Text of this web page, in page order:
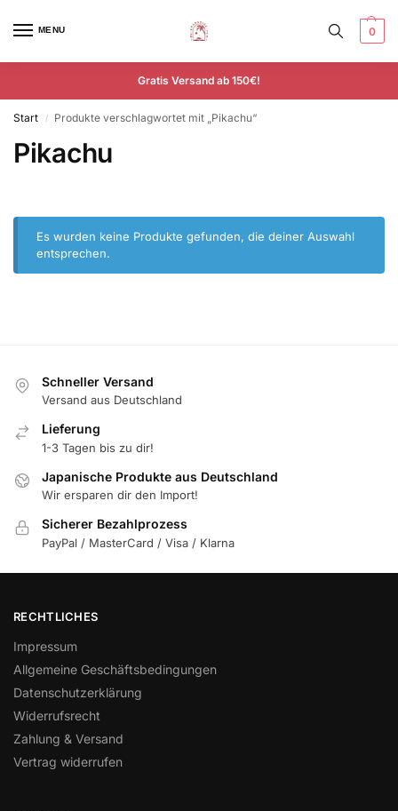
MENU 0
Gratis Versand ab 150€!
Start / Produkte verschlagwortet mit „Pikachu“
Pikachu
Es wurden keine Produkte gefunden, die deiner Auswahl
entsprechen.
Schneller Versand
Versand aus Deutschland
Lieferung
1-3 Tagen bis zu dir!
Japanische Produkte aus Deutschland
Wir ersparen dir den Import!
Sicherer Bezahlprozess
PayPal / MasterCard / Visa / Klarna
RECHTLICHES
Impressum
Allgemeine Geschäftsbedingungen
Datenschutzerklärung
Widerrufsrecht
Zahlung & Versand
Vertrag widerrufen